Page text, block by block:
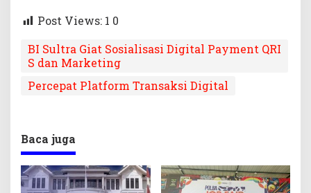
Post Views: 1 0
BI Sultra Giat Sosialisasi Digital Payment QRI
S dan Marketing
Percepat Platform Transaksi Digital
Baca juga